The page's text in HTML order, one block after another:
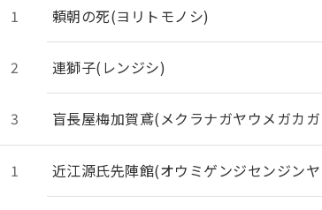
1 頼朝の死(ヨリトモノシ)
2 連獅子(レンジシ)
3 盲長屋梅加賀鳶(メクラナガヤウメガカ
1 近江源氏先陣館(オウミゲンジセンジン